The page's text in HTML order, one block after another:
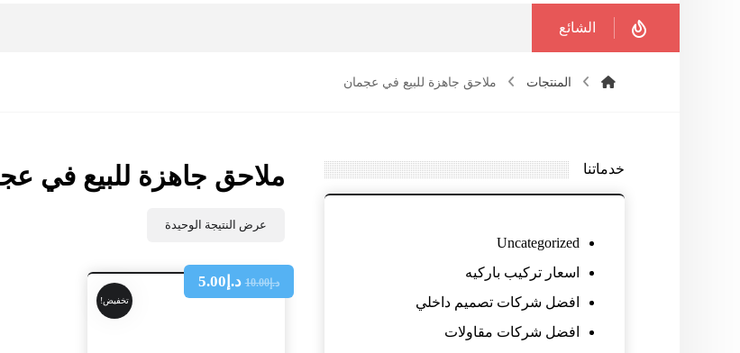
الشائع
المنتجات ملاحق جاهزة للبيع في عجمان
ملاحق جاهزة للبيع في
عرض النتيجة الوحيدة
تخفيض!
د.إ10.00 د.إ 5.00
خدماتنا
Uncategorized
اسعار تركيب باركيه
افضل شركات تصميم داخلي
افضل شركات مقاولات